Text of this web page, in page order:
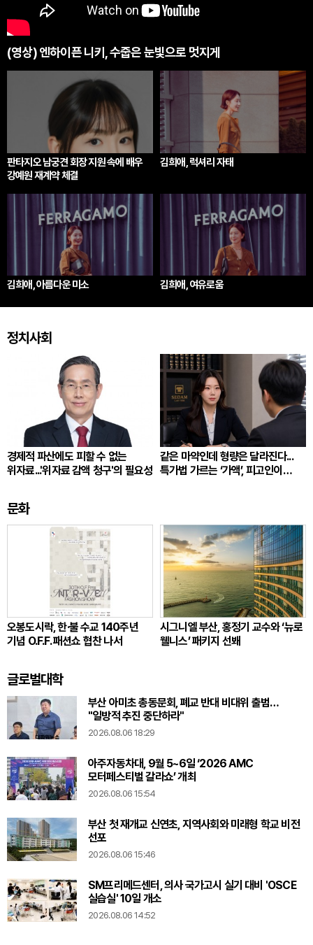
(영상) 엔하이픈 니키, 수줍은 눈빛으로 멋지게
판타지오 남궁견 회장 지원 속에 배우
강예원 재계약 체결
김희애, 럭셔리 자태
김희애, 아름다운 미소 김희애, 여유로움
정치사회
경제적 파산에도 피할 수 없는
위자료...'위자료 감액 청구'의 필요성
같은 마약인데 형량은 달라진다...
특가법 가르는 ‘가액’, 피고인이
문화
오봉도시락, 한·불 수교 140주년
기념 O.F.F. 패션쇼 협찬 나서
시그니엘 부산, 홍정기 교수와 ‘뉴로
웰니스’ 패키지 선봬
글로벌대학
부산 아미초 총동문회, 폐교 반대 비대위 출범…
"일방적 추진 중단하라"
2026.08.06 18:29
아주자동차대, 9월 5~6일 ‘2026 AMC
모터페스티벌 갈라쇼’ 개최
2026.08.06 15:54
부산 첫 재개교 신연초, 지역사회와 미래형 학교 비전
선포
2026.08.06 15:46
SM프리메드센터, 의사 국가고시 실기 대비 'OSCE
실습실' 10일 개소
2026.08.06 14:52